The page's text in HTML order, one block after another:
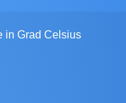
in Grad Celsius